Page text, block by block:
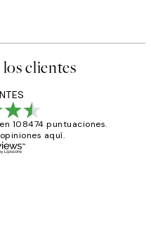
clientes
108474 puntuaciones.
aquí.